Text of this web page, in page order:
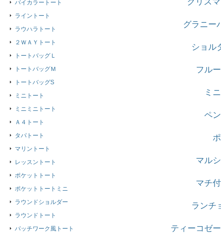
グラニー
ショル
フル
ミ
ペ
マル
マチ
ランチ
ティーコゼ
バイカラートート
ライントート
ラウハラトート
２ＷＡＹトート
トートバッグＬ
トートバッグＭ
トートバッグS
ミニトート
ミニミニトート
Ａ４トート
タパトート
マリントート
レッスントート
ポケットトート
ポケットトートミニ
ラウンドショルダー
ラウンドトート
パッチワーク風トート